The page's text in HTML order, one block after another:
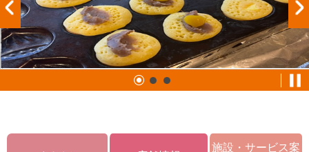
施設・サービス案